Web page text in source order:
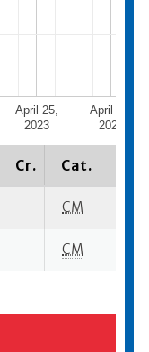
April 25,
2023
April 26,
2023
Cr. Cat.
CM
CM